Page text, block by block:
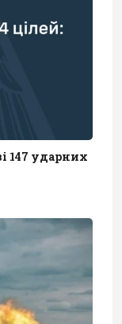
147 ударних